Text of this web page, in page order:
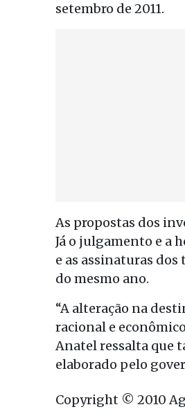
setembro de 2011.
As propostas dos
Já o julgamento e a
e as assinaturas
do mesmo ano.
“A alteração na
racional e
Anatel ressalta que
elaborado pelo
Copyright © 2010